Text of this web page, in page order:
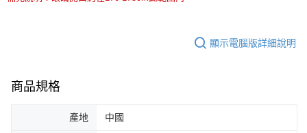
１．簡單：不需註冊會員、不需綁卡、不需儲值。
結帳頁面，進行簡訊認證並確認金額後，即可完成結帳。
２．訂單成立數日內，您將收到繳費通知簡訊。
ATM／網路銀行／等多元方式進行付款，方視為交易完成。
每筆NT$70，滿NT$599(含以上)免運費
萊爾富取貨付款
顯示電腦版詳細說明
商品規格
產地 中國